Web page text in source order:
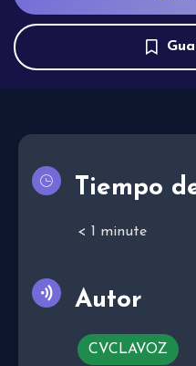
Tiempo
< 1 minute
Autor
CVCLAVOZ